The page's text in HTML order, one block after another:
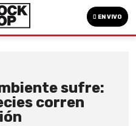
EN VIVO
sufre:
corren